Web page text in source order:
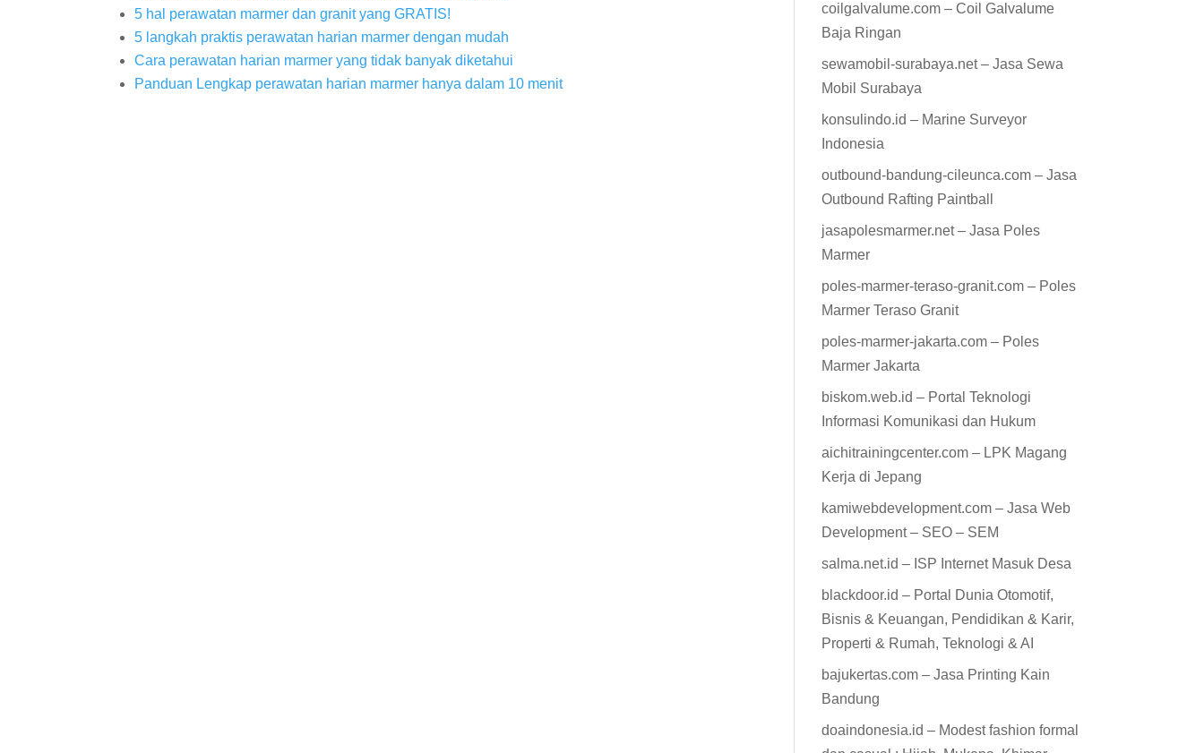
5 hal perawatan marmer dan granit yang GRATIS!
5 langkah praktis perawatan harian marmer dengan mudah
Cara perawatan harian marmer yang tidak banyak diketahui
Panduan Lengkap perawatan harian marmer hanya dalam 10 menit
coilgalvalume.com – Coil Galvalume
Baja Ringan
sewamobil-surabaya.net – Jasa Sewa
Mobil Surabaya
konsulindo.id – Marine Surveyor
Indonesia
outbound-bandung-cileunca.com – Jasa
Outbound Rafting Paintball
jasapolesmarmer.net – Jasa Poles
Marmer
poles-marmer-teraso-granit.com – Poles
Marmer Teraso Granit
poles-marmer-jakarta.com – Poles
Marmer Jakarta
biskom.web.id – Portal Teknologi
Informasi Komunikasi dan Hukum
aichitrainingcenter.com – LPK Magang
Kerja di Jepang
kamiwebdevelopment.com – Jasa Web
Development – SEO – SEM
salma.net.id – ISP Internet Masuk Desa
blackdoor.id – Portal Dunia Otomotif,
Bisnis & Keuangan, Pendidikan & Karir,
Properti & Rumah, Teknologi & AI
bajukertas.com – Jasa Printing Kain
Bandung
doaindonesia.id – Modest fashion formal